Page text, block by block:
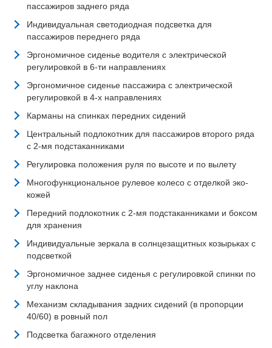
пассажиров заднего ряда
Индивидуальная светодиодная подсветка для
пассажиров переднего ряда
Эргономичное сиденье водителя с электрической
регулировкой в 6-ти направлениях
Эргономичное сиденье пассажира с электрической
регулировкой в 4-х направлениях
Карманы на спинках передних сидений
Центральный подлокотник для пассажиров второго ряда
с 2-мя подстаканниками
Регулировка положения руля по высоте и по вылету
Многофункциональное рулевое колесо с отделкой эко-
кожей
Передний подлокотник с 2-мя подстаканниками и боксом
для хранения
Индивидуальные зеркала в солнцезащитных козырьках с
подсветкой
Эргономичное заднее сиденья с регулировкой спинки по
углу наклона
Механизм складывания задних сидений (в пропорции
40/60) в ровный пол
Подсветка багажного отделения